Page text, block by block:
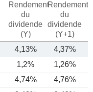
Rendement
du
dividende
(Y)
Rendement
du
dividende
(Y+1)
4,13% 4,37%
1,2% 1,26%
4,74% 4,76%